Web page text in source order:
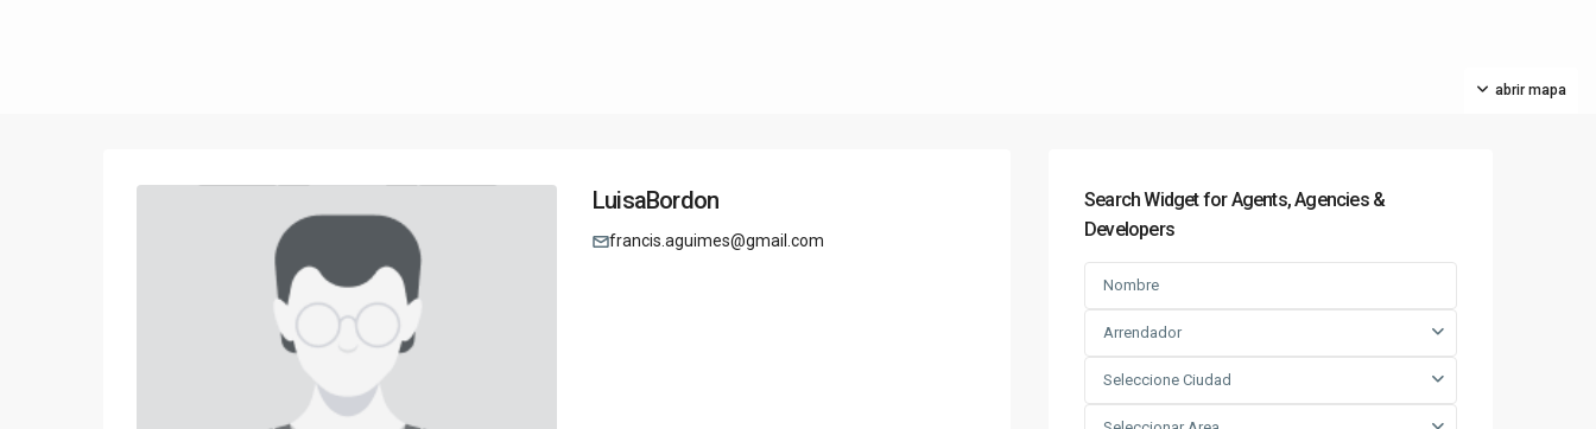
abrir mapa
LuisaBordon
francis.aguimes@gmail.com
Search Widget for Agents, Agencies &
Developers
Arrendador
Seleccione Ciudad